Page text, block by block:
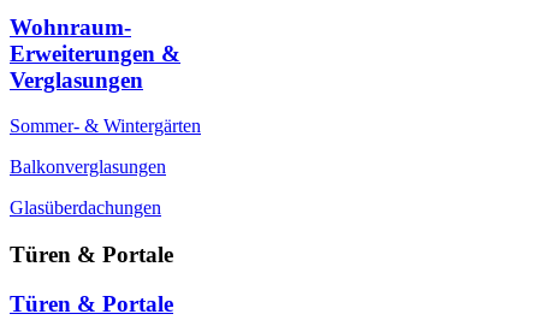
Wohnraum-
Erweiterungen &
Verglasungen
Sommer- & Wintergärten
Balkonverglasungen
Glasüberdachungen
Türen & Portale
Türen & Portale